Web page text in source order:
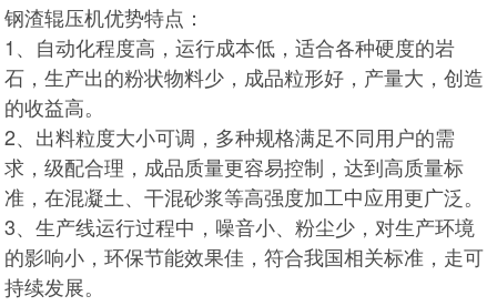
钢渣辊压机优势特点：
1、自动化程度高，运行成本低，适合各种硬度的岩
石，生产出的粉状物料少，成品粒形好，产量大，创造
的收益高。
2、出料粒度大小可调，多种规格满足不同用户的需
求，级配合理，成品质量更容易控制，达到高质量标
准，在混凝土、干混砂浆等高强度加工中应用更广泛。
3、生产线运行过程中，噪音小、粉尘少，对生产环境
的影响小，环保节能效果佳，符合我国相关标准，走可
持续发展。